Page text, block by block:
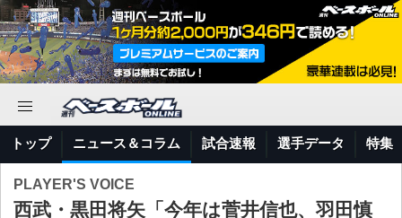
トップ ニュース＆コラム 試合速報 選手データ 特集
PLAYER'S VOICE
西武・黒田将矢「今年は菅井信也、羽田慎